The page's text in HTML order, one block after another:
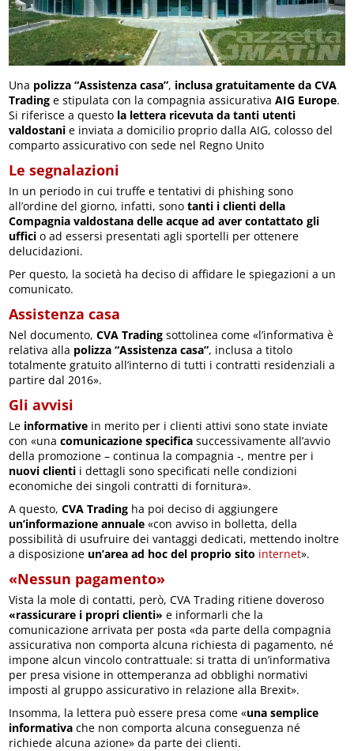
Una polizza “Assistenza casa”, inclusa gratuitamente da CVA
Trading e stipulata con la compagnia assicurativaAIG Europe.
Si riferisce a questo la lettera ricevuta da tanti utenti
valdostani e inviata a domicilio proprio dalla AIG, colosso del
comparto assicurativo con sede nel Regno Unito
Le segnalazioni
In un periodo in cui truffe e tentativi di phishing sono
all’ordine del giorno, infatti, sonotanti i clienti della
Compagnia valdostana delle acque ad aver contattato gli
uffici o ad essersi presentati agli sportelli per ottenere
delucidazioni.
Per questo, la società ha deciso di affidare le spiegazioni a un
comunicato.
Assistenza casa
Nel documento,CVA Trading sottolinea come «l’informativa è
relativa alla polizza “Assistenza casa”, inclusa a titolo
totalmente gratuito all’interno di tutti i contratti residenziali a
partire dal 2016».
Gli avvisi
Le informative in merito per i clienti attivi sono state inviate
con «unacomunicazione specifica successivamente all’avvio
della promozione – continua la compagnia -, mentre per i
nuovi clienti i dettagli sono specificati nelle condizioni
economiche dei singoli contratti di fornitura».
A questo,CVA Trading ha poi deciso di aggiungere
un’informazione annuale «con avviso in bolletta, della
possibilità di usufruire dei vantaggi dedicati, mettendo inoltre
a disposizione un’area ad hoc del proprio sito internet».
«Nessun pagamento»
Vista la mole di contatti, però, CVA Trading ritiene doveroso
«rassicurare i propri clienti» e informarli che la
comunicazione arrivata per posta «da parte della compagnia
assicurativa non comporta alcuna richiesta di pagamento, né
impone alcun vincolo contrattuale: si tratta di un’informativa
per presa visione in ottemperanza ad obblighi normativi
imposti al gruppo assicurativo in relazione alla Brexit».
Insomma, la lettera può essere presa come «una semplice
informativa che non comporta alcuna conseguenza né
richiede alcuna azione» da parte dei clienti.